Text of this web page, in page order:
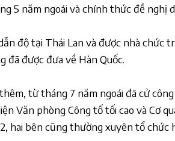
5 năm ngoái và chính thức đề nghị
độ tại Thái Lan và được nhà chức
đã được đưa về Hàn Quốc.
từ tháng 7 năm ngoái đã cử
Văn phòng Công tố tối cao và Cơ
hai bên cũng thường xuyên tổ